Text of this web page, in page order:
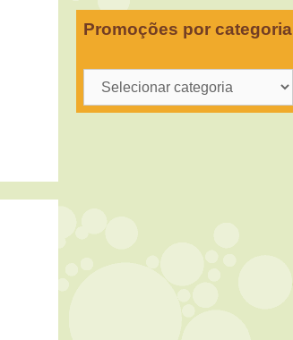
Promoções por categoria
Promoções
por